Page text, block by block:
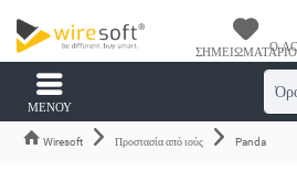
ΣΗΜΕΙΩΜΑΤΆΡΙΟ
Ο
ΜΕΝΟΎ
Wiresoft Προστασία από ιούς Panda